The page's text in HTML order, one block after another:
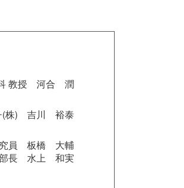
科 教授 河合 潤
(株) 吉川 裕泰
究員 板橋 大輔
部長 水上 和実